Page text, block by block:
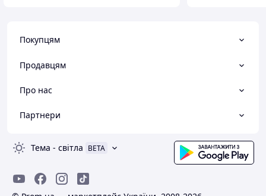
Покупцям
Продавцям
Про нас
Партнери
Тема - світла BETA